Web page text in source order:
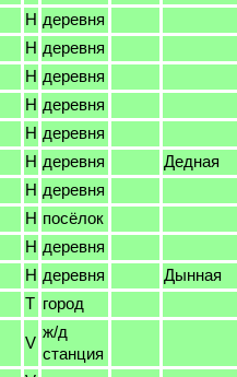
H деревня
H деревня
H деревня
H деревня
H деревня
H деревня
Дедная
H деревня
H посёлок
H деревня
H деревня
Дынная
T город
V
ж/д
станция